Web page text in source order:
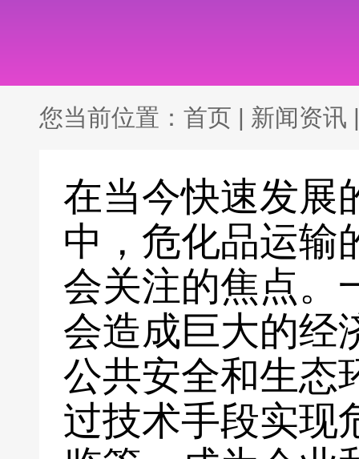
您当前位置： 首页 | 新闻资讯 |
在当今快速发展
中，危化品运输
会关注的焦点。
会造成巨大的经
公共安全和生态
过技术手段实现